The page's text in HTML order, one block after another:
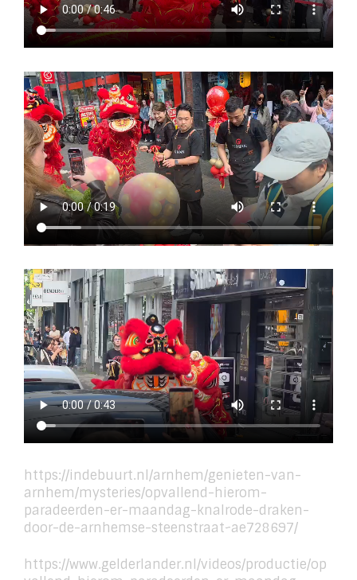
https://indebuurt.nl/arnhem/genieten-van-
arnhem/mysteries/opvallend-hierom-
paradeerden-er-maandag-knalrode-draken-
door-de-arnhemse-steenstraat~ae728697/
https://www.gelderlander.nl/videos/productie/op